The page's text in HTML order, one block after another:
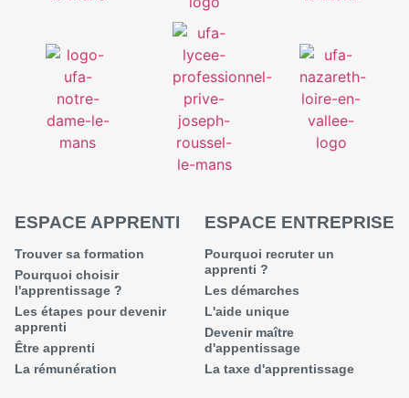
ESPACE APPRENTI
Trouver sa formation
Pourquoi choisir
l'apprentissage ?
Les étapes pour devenir
apprenti
Être apprenti
La rémunération
ESPACE ENTREPRISE
Pourquoi recruter un
apprenti ?
Les démarches
L'aide unique
Devenir maître
d'appentissage
La taxe d'apprentissage